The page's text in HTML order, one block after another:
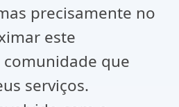
precisamente no
este
que
serviços.